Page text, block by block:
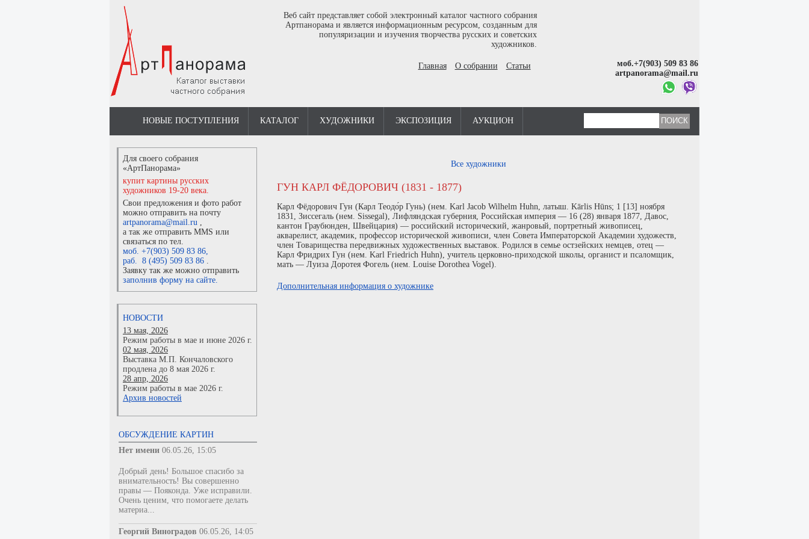
Веб сайт представляет собой электронный каталог частного собрания
Артпанорама и является информационным ресурсом, созданным для
популяризации и изучения творчества русских и советских
художников.
Главная О собрании Статьи
моб.+7(903) 509 83 86
artpanorama@mail.ru
НОВЫЕ ПОСТУПЛЕНИЯ КАТАЛОГ ХУДОЖНИКИ ЭКСПОЗИЦИЯ АУКЦИОН
Для своего собрания
«АртПанорама»
купит картины русских
художников 19-20 века.
Свои предложения и фото работ
можно отправить на почту
artpanorama@mail.ru ,
а так же отправить MMS или
связаться по тел.
моб. +7(903) 509 83 86,
раб. 8 (495) 509 83 86 .
Заявку так же можно отправить
заполнив форму на сайте.
НОВОСТИ
13 мая, 2026
Режим работы в мае и июне 2026 г.
02 мая, 2026
Выставка М.П. Кончаловского
продлена до 8 мая 2026 г.
28 апр, 2026
Режим работы в мае 2026 г.
Архив новостей
ОБСУЖДЕНИЕ КАРТИН
Нет имени 06.05.26, 15:05
Добрый день! Большое спасибо за
внимательность! Вы совершенно
правы — Пояконда. Уже исправили.
Очень ценим, что помогаете делать
материа...
Георгий Виноградов 06.05.26, 14:05
Все художники
ГУН КАРЛ ФЁДОРОВИЧ (1831 - 1877)
Карл Фёдорович Гун (Карл Теодо́р Гунь) (нем. Karl Jacob Wilhelm Huhn, латыш. Kārlis Hūns; 1 [13] ноября
1831, Зиссегаль (нем. Sissegal), Лифляндская губерния, Российская империя — 16 (28) января 1877, Давос,
кантон Граубюнден, Швейцария) — российский исторический, жанровый, портретный живописец,
акварелист, академик, профессор исторической живописи, член Совета Императорской Академии художеств,
член Товарищества передвижных художественных выставок. Родился в семье остзейских немцев, отец —
Карл Фридрих Гун (нем. Karl Friedrich Huhn), учитель церковно-приходской школы, органист и псаломщик,
мать — Луиза Доротея Фогель (нем. Louise Dorothea Vogel).
Дополнительная информация о художнике